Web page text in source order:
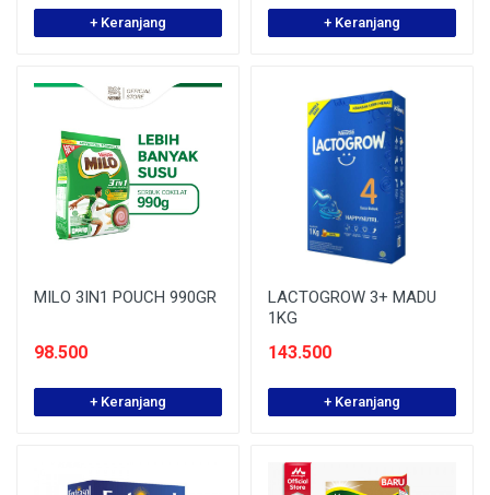
+ Keranjang + Keranjang
MILO 3IN1 POUCH 990GR
98.500
+ Keranjang
LACTOGROW 3+ MADU
1KG
143.500
+ Keranjang